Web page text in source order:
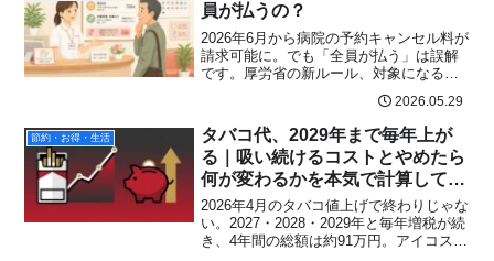
員が払うの？
2026年6月から病院の予約キャンセル料が
請求可能に。でも「全員が払う」は誤解
です。厚労省の新ルール、対象になる
まで最新情報でわかりやすく解説しま
す。
2026.05.29
節約・お得・生活
タバコ代、2029年まで毎年上が
る｜吸い続けるコストとやめたら
何が変わるかを本気で計算してみ
た
2026年4月のタバコ値上げで終わりじゃな
い。2027・2028・2029年と毎年増税が続
き、4年間の総額は約91万円。アイコス・